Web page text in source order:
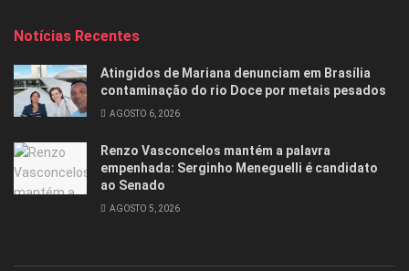
Notícias Recentes
Atingidos de Mariana denunciam em Brasília
contaminação do rio Doce por metais pesados
AGOSTO 6, 2026
Renzo Vasconcelos mantém a palavra
empenhada: Serginho Meneguelli é candidato
ao Senado
AGOSTO 5, 2026